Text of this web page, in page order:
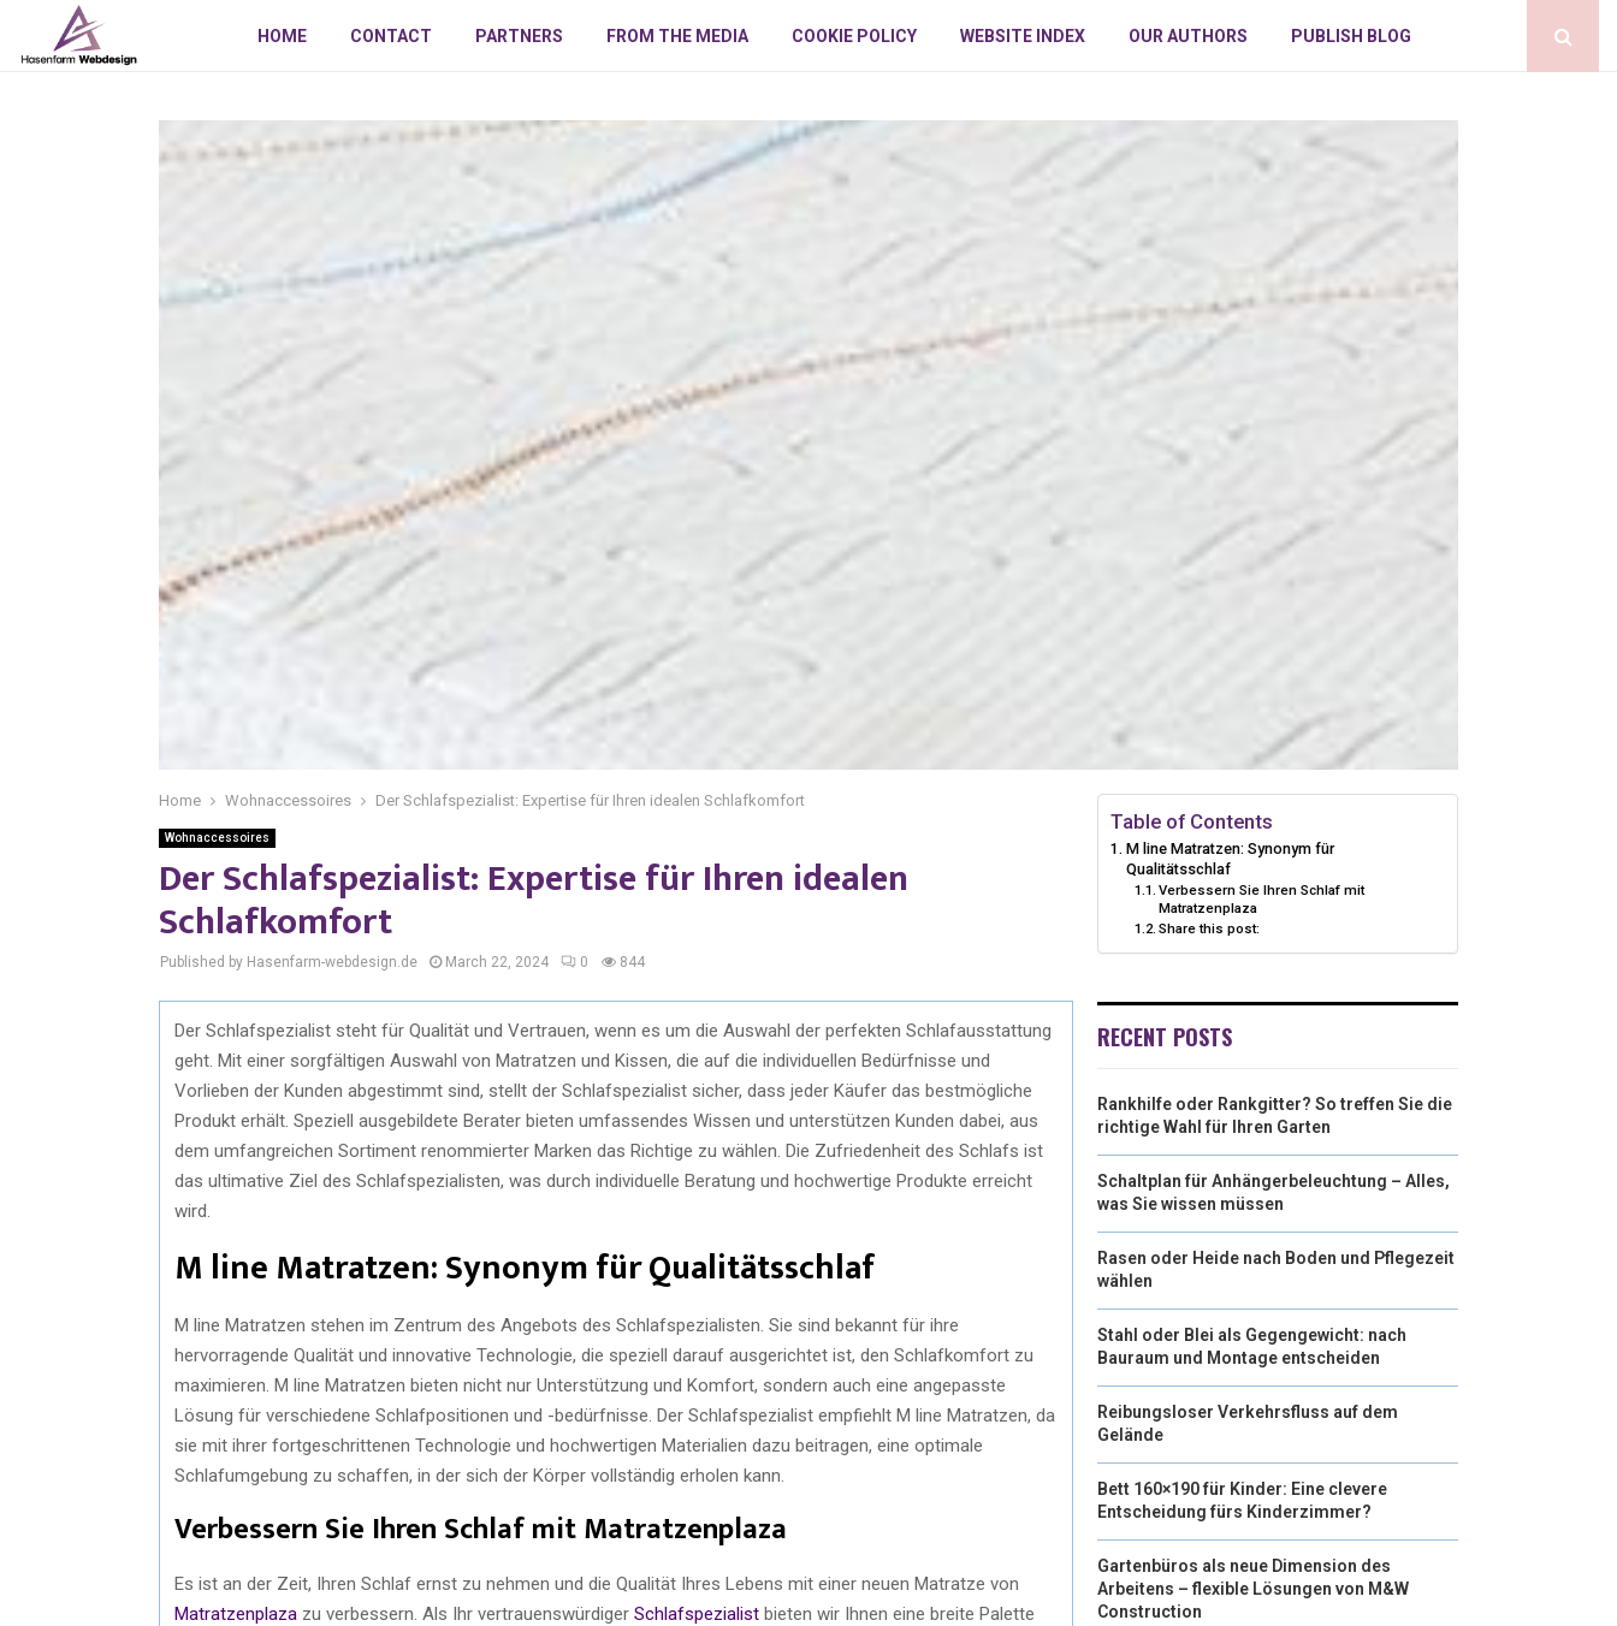
HOME CONTACT PARTNERS FROM THE MEDIA COOKIE POLICY WEBSITE INDEX OUR AUTHORS PUBLISH BLOG
Home Wohnaccessoires Der Schlafspezialist: Expertise für Ihren idealen Schlafkomfort
Wohnaccessoires
Der Schlafspezialist: Expertise für Ihren idealen
Schlafkomfort
Published by Hasenfarm-webdesign.de March 22, 2024 0 844
Der Schlafspezialist steht für Qualität und Vertrauen, wenn es um die Auswahl der perfekten Schlafausstattung
geht. Mit einer sorgfältigen Auswahl von Matratzen und Kissen, die auf die individuellen Bedürfnisse und
Vorlieben der Kunden abgestimmt sind, stellt der Schlafspezialist sicher, dass jeder Käufer das bestmögliche
Produkt erhält. Speziell ausgebildete Berater bieten umfassendes Wissen und unterstützen Kunden dabei, aus
dem umfangreichen Sortiment renommierter Marken das Richtige zu wählen. Die Zufriedenheit des Schlafs ist
das ultimative Ziel des Schlafspezialisten, was durch individuelle Beratung und hochwertige Produkte erreicht
wird.
M line Matratzen: Synonym für Qualitätsschlaf
M line Matratzen stehen im Zentrum des Angebots des Schlafspezialisten. Sie sind bekannt für ihre
hervorragende Qualität und innovative Technologie, die speziell darauf ausgerichtet ist, den Schlafkomfort zu
maximieren. M line Matratzen bieten nicht nur Unterstützung und Komfort, sondern auch eine angepasste
Lösung für verschiedene Schlafpositionen und -bedürfnisse. Der Schlafspezialist empfiehlt M line Matratzen, da
sie mit ihrer fortgeschrittenen Technologie und hochwertigen Materialien dazu beitragen, eine optimale
Schlafumgebung zu schaffen, in der sich der Körper vollständig erholen kann.
Verbessern Sie Ihren Schlaf mit Matratzenplaza
Es ist an der Zeit, Ihren Schlaf ernst zu nehmen und die Qualität Ihres Lebens mit einer neuen Matratze von
Matratzenplaza zu verbessern. Als Ihr vertrauenswürdiger Schlafspezialist bieten wir Ihnen eine breite Palette
Table of Contents
M line Matratzen: Synonym für
Qualitätsschlaf
Verbessern Sie Ihren Schlaf mit
Matratzenplaza
Share this post:
RECENT POSTS
Rankhilfe oder Rankgitter? So treffen Sie die
richtige Wahl für Ihren Garten
Schaltplan für Anhängerbeleuchtung – Alles,
was Sie wissen müssen
Rasen oder Heide nach Boden und Pflegezeit
wählen
Stahl oder Blei als Gegengewicht: nach
Bauraum und Montage entscheiden
Reibungsloser Verkehrsfluss auf dem
Gelände
Bett 160×190 für Kinder: Eine clevere
Entscheidung fürs Kinderzimmer?
Gartenbüros als neue Dimension des
Arbeitens – flexible Lösungen von M&W
Construction